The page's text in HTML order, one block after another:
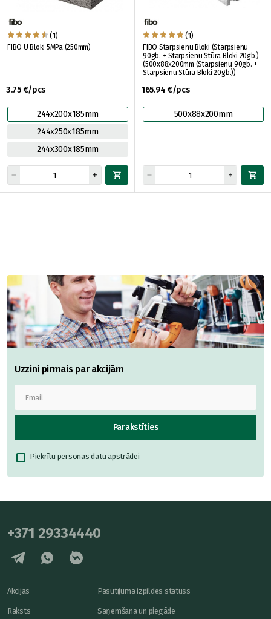
(1)
FIBO U Bloki 5MPa (250mm)
3.75 €/pcs
244x200x185mm
244x250x185mm
244x300x185mm
(1)
FIBO Starpsienu Bloki (Starpsienu
90gb. + Starpsienu Stūra Bloki 20gb.)
(500x88x200mm (Starpsienu 90gb. +
Starpsienu Stūra Bloki 20gb.))
165.94 €/pcs
500x88x200mm
Uzzini pirmais par akcijām
Parakstīties
Piekrītu personas datu apstrādei
+371 29334440
Akcijas
Raksts
Pasūtījuma izpildes statuss
Saņemšana un piegāde